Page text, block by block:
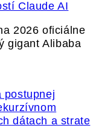
Claude AI
2026 oficiálne
gigant Alibaba